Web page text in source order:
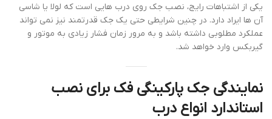
یکی از اشتباهات رایج، نصب جک روی درب هایی است که لولا یا شاسی
آن ها ایراد دارد. در چنین شرایطی حتی یک جک قدرتمند نیز نمی تواند
عملکرد مطلوبی داشته باشد و به مرور زمان فشار زیادی به موتور و
گیربکس وارد خواهد شد.
نمایندگی جک پارکینگی فک برای نصب
استاندارد انواع درب